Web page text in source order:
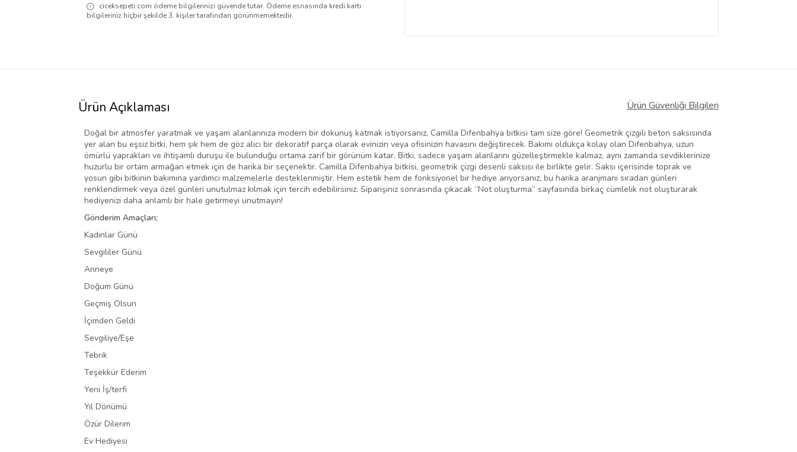
ciceksepeti.com ödeme bilgilerinizi güvende tutar. Ödeme esnasında kredi kartı
bilgileriniz hiçbir şekilde 3. kişiler tarafından görünmemektedir.
Ürün Açıklaması Ürün Güvenliği Bilgileri
Doğal bir atmosfer yaratmak ve yaşam alanlarınıza modern bir dokunuş katmak istiyorsanız, Camilla Difenbahya bitkisi tam size göre! Geometrik çizgili beton saksısında
yer alan bu eşsiz bitki, hem şık hem de göz alıcı bir dekoratif parça olarak evinizin veya ofisinizin havasını değiştirecek. Bakımı oldukça kolay olan Difenbahya, uzun
ömürlü yaprakları ve ihtişamlı duruşu ile bulunduğu ortama zarif bir görünüm katar. Bitki, sadece yaşam alanlarını güzelleştirmekle kalmaz, aynı zamanda sevdiklerinize
huzurlu bir ortam armağan etmek için de harika bir seçenektir. Camilla Difenbahya bitkisi, geometrik çizgi desenli saksısı ile birlikte gelir. Saksı içerisinde toprak ve
yosun gibi bitkinin bakımına yardımcı malzemelerle desteklenmiştir. Hem estetik hem de fonksiyonel bir hediye arıyorsanız, bu harika aranjmanı sıradan günleri
renklendirmek veya özel günleri unutulmaz kılmak için tercih edebilirsiniz. Siparişiniz sonrasında çıkacak “Not oluşturma” sayfasında birkaç cümlelik not oluşturarak
hediyenizi daha anlamlı bir hale getirmeyi unutmayın!
Gönderim Amaçları;
Kadınlar Günü
Sevgililer Günü
Anneye
Doğum Günü
Geçmiş Olsun
İçimden Geldi
Sevgiliye/Eşe
Tebrik
Teşekkür Ederim
Yeni İş/terfi
Yıl Dönümü
Özür Dilerim
Ev Hediyesi